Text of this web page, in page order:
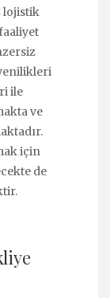
lojistik
ile
ve
için
de